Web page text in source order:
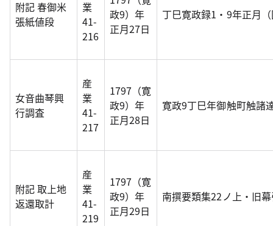
附記 春御米
張紙値段
業
41-
216
政9）年
正月27日
丁巳寛政録1・9年正月
女音曲琴興
行調査
産
業
41-
217
1797（寛
政9）年
正月28日
寛政9丁巳年御触町触諸
附記 取上地
返還取計
産
業
41-
219
1797（寛
政9）年
正月29日
南撰要類集22ノ上・旧